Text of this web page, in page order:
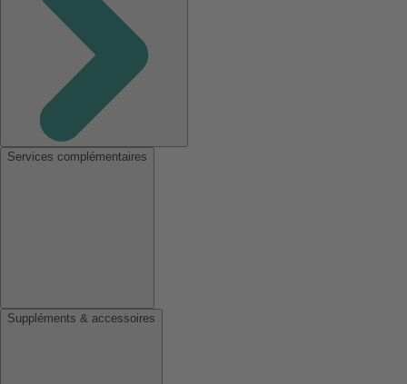
Services complémentaires
Suppléments & accessoires